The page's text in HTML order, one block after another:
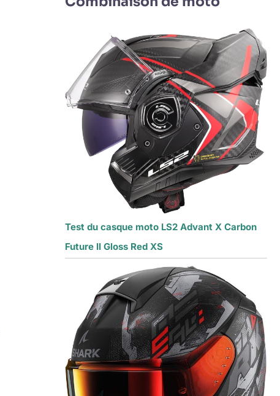
Test du casque moto LS2 Advant X Carbon
Future II Gloss Red XS